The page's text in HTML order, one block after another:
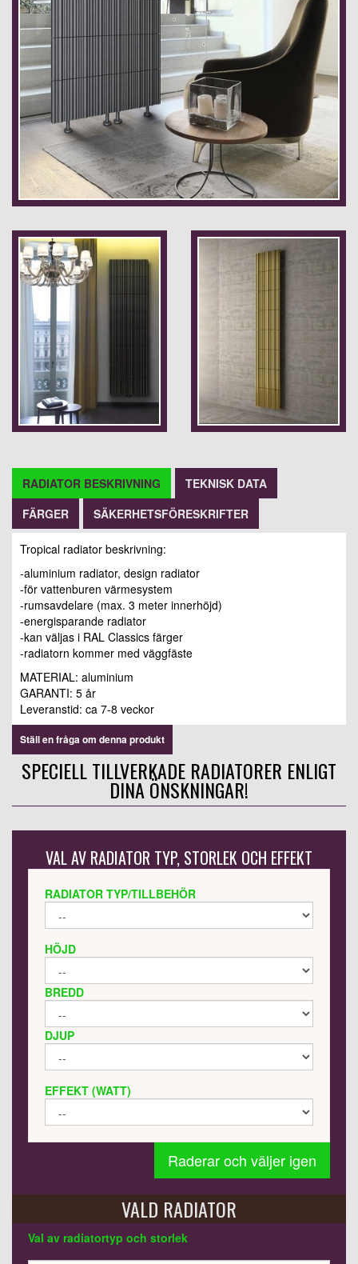
RADIATOR BESKRIVNING
TEKNISK DATA
FÄRGER
SÄKERHETSFÖRESKRIFTER
Tropical radiator beskrivning:
-aluminium radiator, design radiator
-för vattenburen värmesystem
-rumsavdelare (max. 3 meter innerhöjd)
-energisparande radiator
-kan väljas i RAL Classics färger
-radiatorn kommer med väggfäste
MATERIAL: aluminium
GARANTI: 5 år
Leveranstid: ca 7-8 veckor
Ställ en fråga om denna produkt
SPECIELL TILLVERKADE RADIATORER ENLIGT
DINA ÖNSKNINGAR!
VAL AV RADIATOR TYP, STORLEK OCH EFFEKT
RADIATOR TYP/TILLBEHÖR
HÖJD
BREDD
DJUP
EFFEKT (WATT)
Raderar och väljer igen
VALD RADIATOR
Val av radiatortyp och storlek